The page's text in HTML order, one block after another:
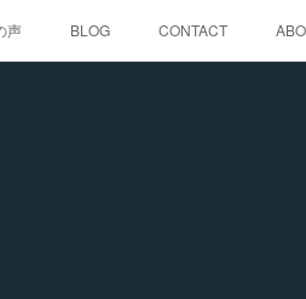
声 BLOG CONTACT